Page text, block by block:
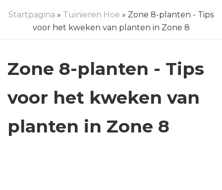
Startpagina » Tuinieren Hoe » Zone 8-planten - Tips
voor het kweken van planten in Zone 8
Zone 8-planten - Tips
voor het kweken van
planten in Zone 8